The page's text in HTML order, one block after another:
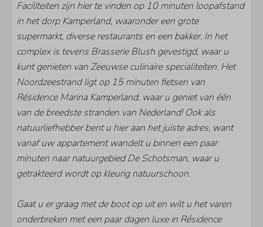
Faciliteiten zijn hier te vinden op 10 minuten loopafstand
in het dorp Kamperland, waaronder een grote
supermarkt, diverse restaurants en een bakker. In het
complex is tevens Brasserie Blush gevestigd, waar u
kunt genieten van Zeeuwse culinaire specialiteiten. Het
Noordzeestrand ligt op 15 minuten fietsen van
Résidence Marina Kamperland, waar u geniet van één
van de breedste stranden van Nederland! Ook als
natuurliefhebber bent u hier aan het juiste adres, want
vanaf uw appartement wandelt u binnen een paar
minuten naar natuurgebied De Schotsman, waar u
getrakteerd wordt op kleurig natuurschoon.
Gaat u er graag met de boot op uit en wilt u het varen
onderbreken met een paar dagen luxe in Résidence